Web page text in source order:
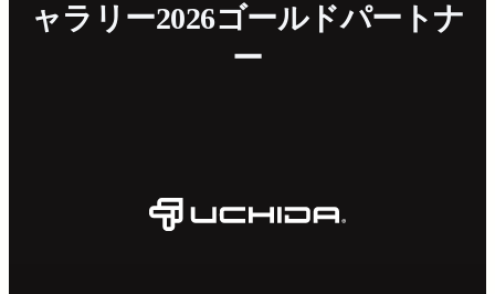
ャラリー2026ゴールドパートナ
ー